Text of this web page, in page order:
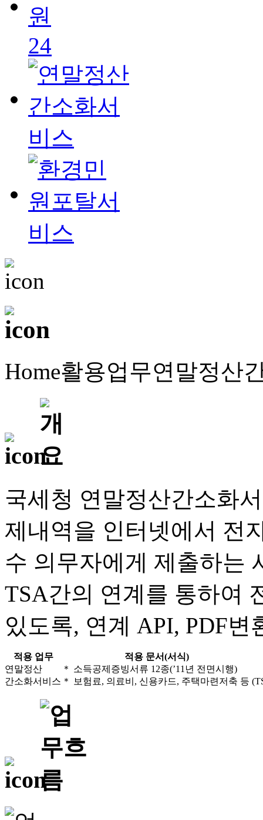
Home활용업무연말정산
국세청 연말정산간소화
제내역을 인터넷에서 전
수 의무자에게 제출하는
TSA간의 연계를 통하여
있도록, 연계 API, PDF
적용 업무
적용 문서(서식)
연말정산
간소화서비스
＊ 소득공제증빙서류 12종(’11년 전면시행)
＊ 보험료, 의료비, 신용카드, 주택마련저축 등